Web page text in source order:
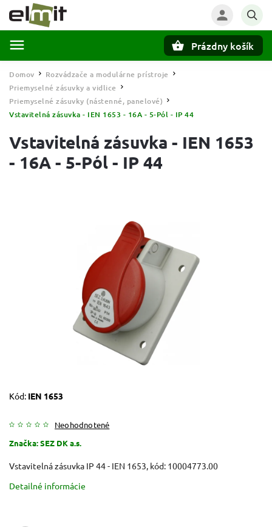
Prázdny košík
Domov / Rozvádzače a modulárne prístroje /
Priemyselné zásuvky a vidlice /
Priemyselné zásuvky (nástenné, panelové) /
Vstavitelná zásuvka - IEN 1653 - 16A - 5-Pól - IP 44
Vstavitelná zásuvka - IEN 1653
- 16A - 5-Pól - IP 44
Kód: IEN 1653
Neohodnotené
Značka:SEZ DK a.s.
Vstavitelná zásuvka IP 44 - IEN 1653, kód: 10004773.00
Detailné informácie